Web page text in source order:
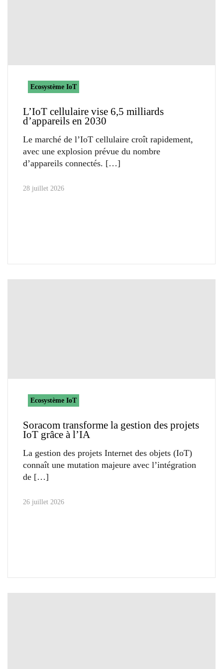
Ecosystème IoT
L’IoT cellulaire vise 6,5 milliards
d’appareils en 2030
Le marché de l’IoT cellulaire croît rapidement,
avec une explosion prévue du nombre
d’appareils connectés.
28 juillet 2026
Ecosystème IoT
Soracom transforme la gestion des projets
IoT grâce à l’IA
La gestion des projets Internet des objets (IoT)
connaît une mutation majeure avec l’intégration
de
26 juillet 2026